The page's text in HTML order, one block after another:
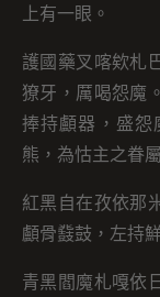
上有一眼。
護國藥叉喀欸札
獠牙，厲喝怨魔
捧持顱器，盛怨
熊，為怙主之眷
紅黑自在孜依那
顱骨鼗鼓，左持
青黑閻魔札嘎依